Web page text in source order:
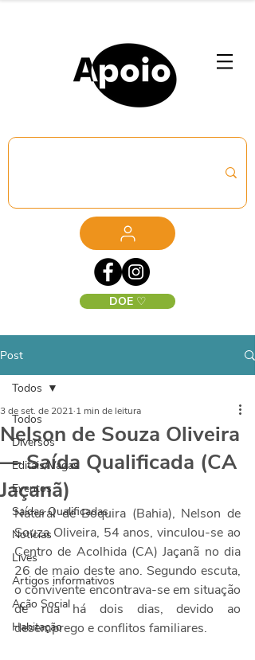
DOE ♡
Post
Todos
Diversos
Editais/Vagas
Eventos
Saídas Qualificadas
Notícias
Lives
Artigos informativos
Ação Social
Habitação
Todos
Nelson de Souza Oliveira
— Saída Qualificada (CA
Jaçanã)
3 de set. de 2021 1 min de leitura
Natural de Boquira (Bahia), Nelson de
Souza Oliveira, 54 anos, vinculou-se ao
Centro de Acolhida (CA) Jaçanã no dia
26 de maio deste ano. Segundo escuta,
o convivente encontrava-se em situação
de rua há dois dias, devido ao
desemprego e conflitos familiares.